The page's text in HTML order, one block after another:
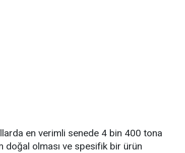
en verimli senede 4 bin 400 tona
doğal olması ve spesifik bir ürün